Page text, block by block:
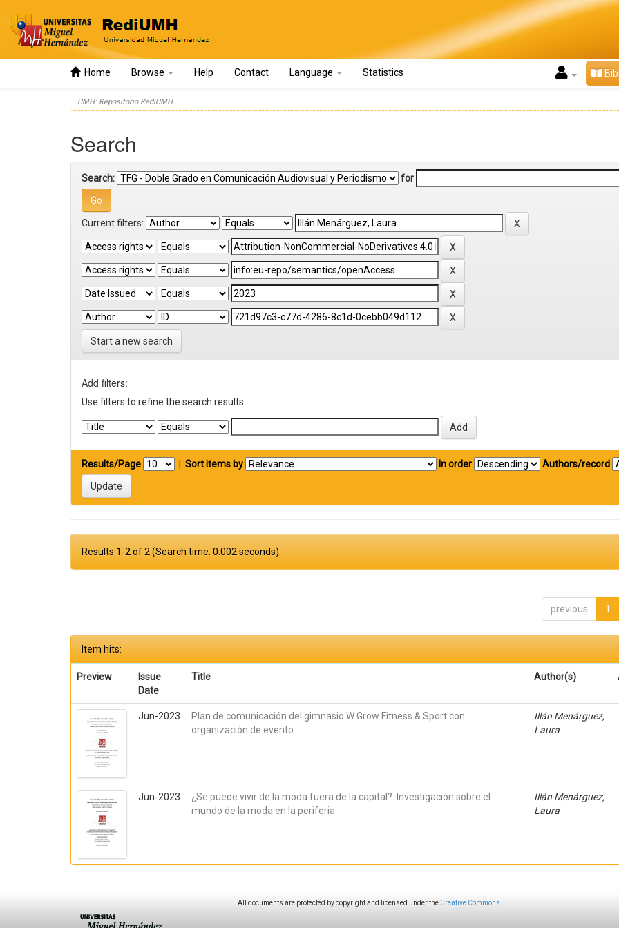
Home Browse Help Contact Language Statistics
UMH: Repositorio RediUMH
Search
Search: for
Current filters:
Start a new search
Add filters:
Use filters to refine the search results.
Results/Page Sort items by In order Authors/record
Results 1-2 of 2 (Search time: 0.002 seconds).
previous 1
Item hits:
Preview
Issue
Date
Title Author(s)
Jun-2023
Plan de comunicación del gimnasio W Grow Fitness & Sport con
organización de evento
Illán Menárguez,
Laura
Jun-2023
¿Se puede vivir de la moda fuera de la capital?: Investigación sobre el
mundo de la moda en la periferia
Illán Menárguez,
Laura
All documents are protected by copyright and licensed under the Creative Commons